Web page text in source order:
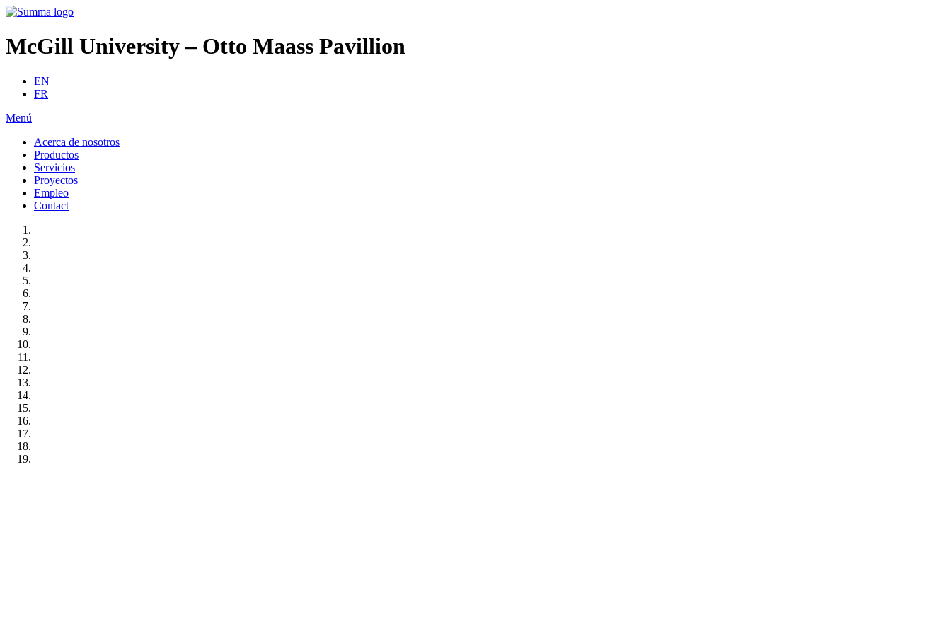
McGill University – Otto Maass Pavillion
EN
FR
Menú
Acerca de nosotros
Productos
Servicios
Proyectos
Empleo
Contact